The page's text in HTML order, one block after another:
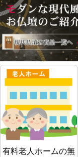
有料老人ホームの無